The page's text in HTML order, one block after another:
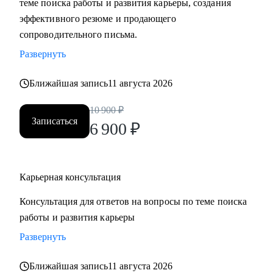
• Составить «продающее» резюме (самостоятельно
формата
• Выбрать между несколькими предложениями о работе и
Кому могу помочь:
Руководителям и специалистам из сфер производства, с/х,
сервисов и из госструктур по функциям:
• Административный блок (финансы, юриспруденция, HR,
ОТиТБ, СБ, ПТО, АХО, GR, секретариат, сметно-
договорная работа)
• Производственно-технический блок, строительство
теме поиска работы и развития карьеры, создания
эффективного резюме и продающего
сопроводительного письма.
Развернуть
Ближайшая запись11 августа 2026
Записаться
10 900 ₽
6 900 ₽
Карьерная консультация
Консультация для ответов на вопросы по теме поиска
работы и развития карьеры
Развернуть
Ближайшая запись11 августа 2026